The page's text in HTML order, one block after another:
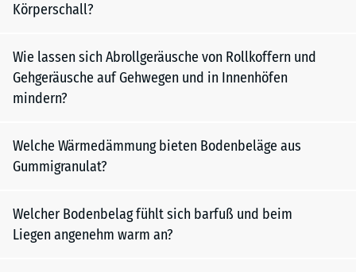
Körperschall?
Wie lassen sich Abrollgeräusche von Rollkoffern und
Gehgeräusche auf Gehwegen und in Innenhöfen
mindern?
Welche Wärmedämmung bieten Bodenbeläge aus
Gummigranulat?
Welcher Bodenbelag fühlt sich barfuß und beim
Liegen angenehm warm an?